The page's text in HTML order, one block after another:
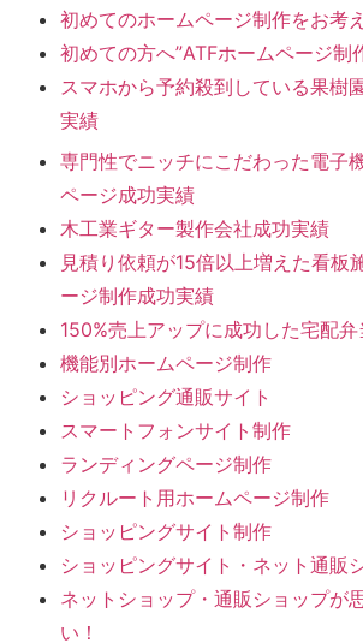
初めてのホームページ制作をお考
初めての方へ”ATFホームページ制
スマホから予約殺到している果樹
実績
専門性でニッチにこだわった電子
ページ成功実績
木工業ギター製作会社成功実績
見積り依頼が15倍以上増えた看板
ージ制作成功実績
150%売上アップに成功した宅配
機能別ホームページ制作
ショッピング通販サイト
スマートフォンサイト制作
ランディングページ制作
リクルート用ホームページ制作
ショッピングサイト制作
ショッピングサイト・ネット通販
ネットショップ・通販ショップが
い！